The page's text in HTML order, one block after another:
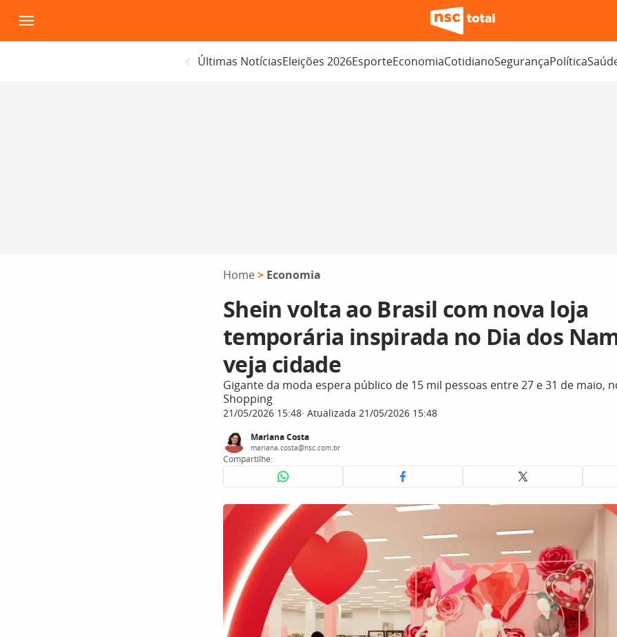
para
o
Últimas NotíciasEleições 2026EsporteEconomiaCotidianoSegurançaPolítica
Home > Economia
Shein volta ao Brasil com nova loja
temporária inspirada no Dia dos
veja cidade
Gigante da moda espera público de 15 mil pessoas entre 27 e 31 de maio,
Shopping
21/05/2026 15:48 Atualizada 21/05/2026 15:48
Mariana Costa
mariana.costa@nsc.com.br
Compartilhe: